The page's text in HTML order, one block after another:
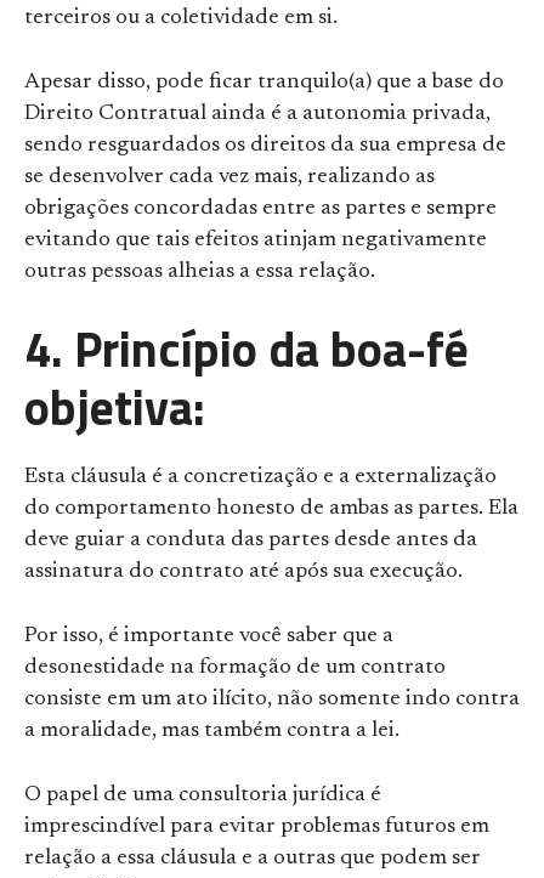
terceiros ou a coletividade em si.
Apesar disso, pode ficar tranquilo(a) que a base do
Direito Contratual ainda é a autonomia privada,
sendo resguardados os direitos da sua empresa de
se desenvolver cada vez mais, realizando as
obrigações concordadas entre as partes e sempre
evitando que tais efeitos atinjam negativamente
outras pessoas alheias a essa relação.
4. Princípio da boa-fé
objetiva:
Esta cláusula é a concretização e a externalização
do comportamento honesto de ambas as partes. Ela
deve guiar a conduta das partes desde antes da
assinatura do contrato até após sua execução.
Por isso, é importante você saber que a
desonestidade na formação de um contrato
consiste em um ato ilícito, não somente indo contra
a moralidade, mas também contra a lei.
O papel de uma consultoria jurídica é
imprescindível para evitar problemas futuros em
relação a essa cláusula e a outras que podem ser